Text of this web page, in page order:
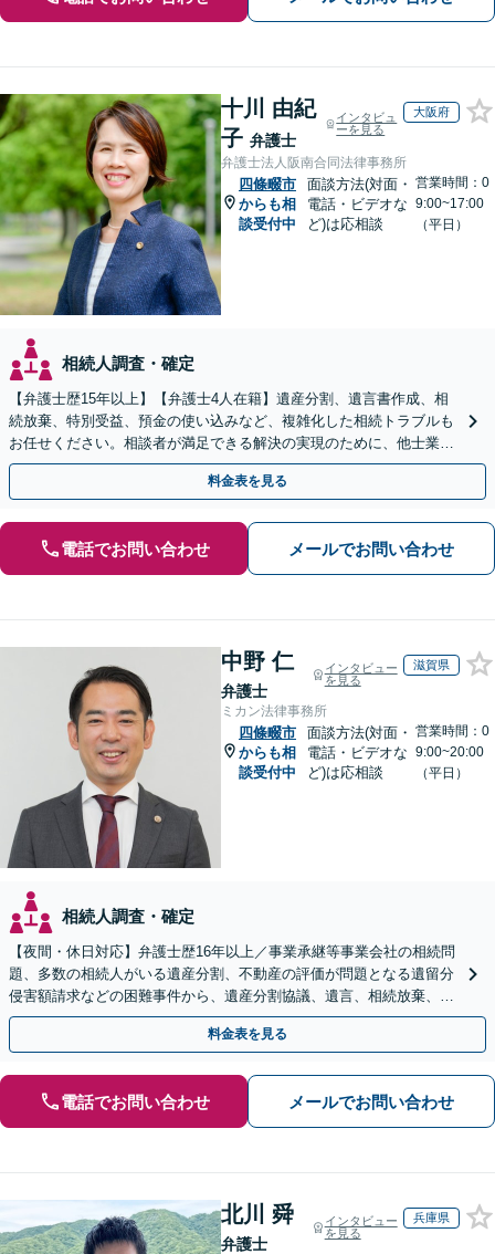
十川 由紀
子 弁護士
インタビュ
ーを見る
大阪府
弁護士法人阪南合同法律事務所
四條畷市
からも相
談受付中
面談方法(対面・
電話・ビデオな
ど)は応相談
営業時間：0
9:00~17:00
（平日）
相続人調査・確定
【弁護士歴15年以上】【弁護士4人在籍】遺産分割、遺言書作成、相
続放棄、特別受益、預金の使い込みなど、複雑化した相続トラブルも
お任せください。相談者が満足できる解決の実現のために、他士業と
連携し最善を尽くします【完全個室】
料金表を見る
電話でお問い合わせ メールでお問い合わせ
中野 仁
弁護士
インタビュー
を見る
滋賀県
ミカン法律事務所
四條畷市
からも相
談受付中
面談方法(対面・
電話・ビデオな
ど)は応相談
営業時間：0
9:00~20:00
（平日）
相続人調査・確定
【夜間・休日対応】弁護士歴16年以上／事業承継等事業会社の相続問
題、多数の相続人がいる遺産分割、不動産の評価が問題となる遺留分
侵害額請求などの困難事件から、遺産分割協議、遺言、相続放棄、使
途不明金の調査まで、全般の経験豊富【JR草津駅2分】
料金表を見る
電話でお問い合わせ メールでお問い合わせ
北川 舜
弁護士
インタビュー
を見る
兵庫県